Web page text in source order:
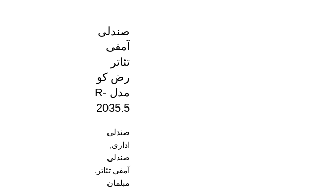
صندلی
آمفی
تئاتر
رض کو
مدل R-
2035.5
صندلی
اداری,
صندلی
آمفی تئاتر ,
مبلمان